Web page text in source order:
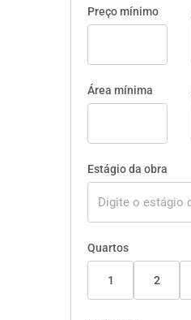
Preço mínimo
Área mínima
Estágio da obra
Quartos
1 2